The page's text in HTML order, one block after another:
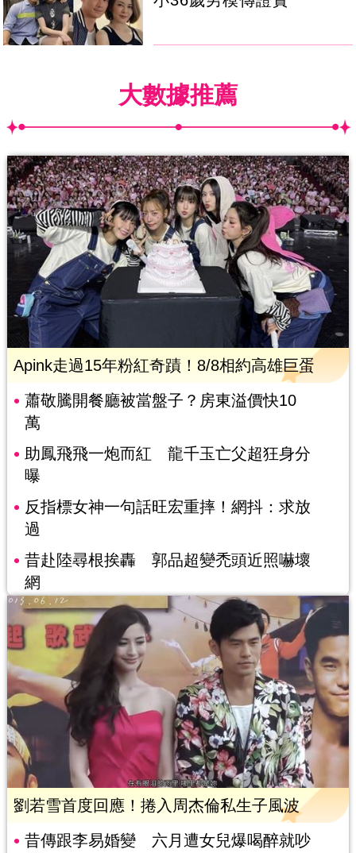
大數據推薦
Apink走過15年粉紅奇蹟！8/8相約高雄巨蛋
蕭敬騰開餐廳被當盤子？房東溢價快10
萬
助鳳飛飛一炮而紅 龍千玉亡父超狂身分
曝
反指標女神一句話旺宏重摔！網抖：求放
過
昔赴陸尋根挨轟 郭品超變禿頭近照嚇壞
網
劉若雪首度回應！捲入周杰倫私生子風波
昔傳跟李易婚變 六月遭女兒爆喝醉就吵